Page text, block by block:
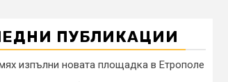
ПУБЛИКАЦИИ
изпълни новата площадка в Етрополе